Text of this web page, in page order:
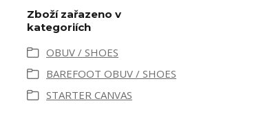
Zboží zařazeno v
kategoriích
OBUV / SHOES
BAREFOOT OBUV / SHOES
STARTER CANVAS